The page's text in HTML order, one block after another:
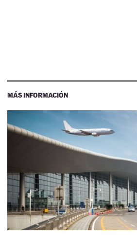
MÁS INFORMACIÓN